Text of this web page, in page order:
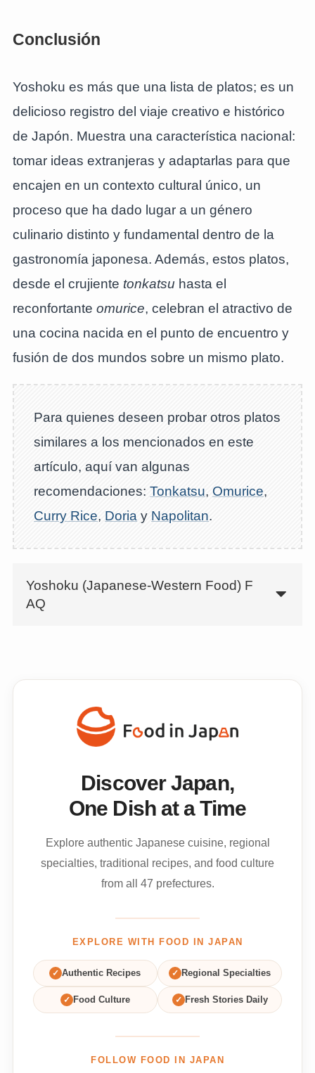
Conclusión
Yoshoku es más que una lista de platos; es un
delicioso registro del viaje creativo e histórico
de Japón. Muestra una característica nacional:
tomar ideas extranjeras y adaptarlas para que
encajen en un contexto cultural único, un
proceso que ha dado lugar a un género
culinario distinto y fundamental dentro de la
gastronomía japonesa. Además, estos platos,
desde el crujiente tonkatsu hasta el
reconfortante omurice, celebran el atractivo de
una cocina nacida en el punto de encuentro y
fusión de dos mundos sobre un mismo plato.
Para quienes deseen probar otros platos
similares a los mencionados en este
artículo, aquí van algunas
recomendaciones:Tonkatsu,Omurice,
Curry Rice, Doria y Napolitan.
Yoshoku (Japanese-Western Food) F
AQ
Discover Japan,
One Dish at a Time
Explore authentic Japanese cuisine, regional
specialties, traditional recipes, and food culture
from all 47 prefectures.
EXPLORE WITH FOOD IN JAPAN
✓ Authentic Recipes ✓ Regional Specialties
✓ Food Culture ✓ Fresh Stories Daily
FOLLOW FOOD IN JAPAN